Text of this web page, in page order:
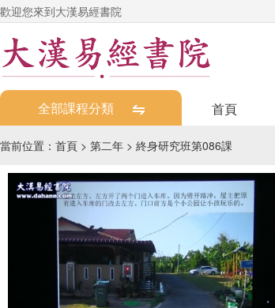
歡迎您來到大漢易經書院
全部課程分類 首頁
當前位置： 首頁 > 第二年 > 終身研究班第086課